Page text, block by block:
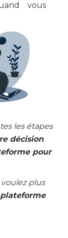
vous
les étapes
décision
pour
plus
plateforme